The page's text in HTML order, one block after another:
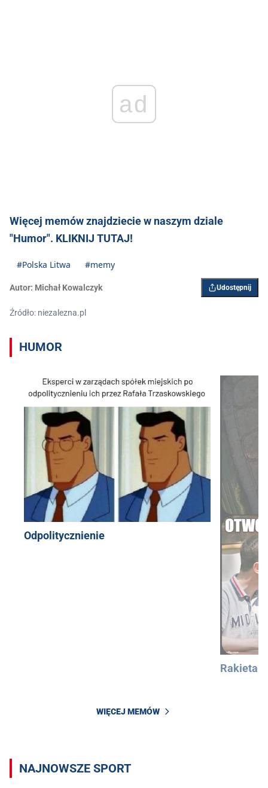
ad
Więcej memów znajdziecie w naszym dziale
"Humor". KLIKNIJ TUTAJ!
#Polska Litwa #memy
Autor: Michał Kowalczyk Udostępnij
Źródło: niezalezna.pl
HUMOR
Odpolitycznienie
Rakieta
WIĘCEJ MEMÓW
NAJNOWSZE SPORT